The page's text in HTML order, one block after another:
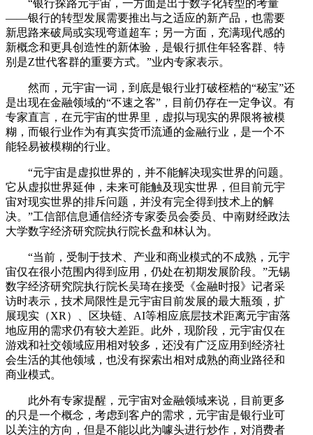
“银行探路元宇宙，一方面是出于数字化转型的考量
——银行的转型发展需要推出与之适应的新产品，也需要
新思路来破局或实现弯道超车；另一方面，充满现代感的
新概念和更具创造性的新体验，是银行抓住年轻客群、特
别是Z世代客群的重要方式。”业内专家表示。
然而，元宇宙一词，到底是银行业打破桎梏的“秘宝”还
是出现在金融领域的“不速之客”，目前仍存在一定争议。有
专家直言，在元宇宙的世界里，虚拟与现实的界限将被模
糊，而银行业作为有真实货币流通的金融行业，是一个不
能轻易被模糊的行业。
“元宇宙是虚拟世界的，并不能解决现实世界的问题。
它从虚拟世界延伸，未来可能触及现实世界，但目前元宇
宙对现实世界的排斥问题，并没有完全得到技术上的解
决。”工信部信息通信经济专家委员会委员、中南财经政法
大学数字经济研究院执行院长盘和林认为。
“当前，受制于技术、产业和商业模式的不成熟，元宇
宙仅在很小范围内得到应用，仍处在初期发展阶段。”无锡
数字经济研究院执行院长吴琦在接受《金融时报》记者采
访时表示，技术局限性是元宇宙目前发展的最大瓶颈，扩
展现实（XR）、区块链、AI等相应底层技术距离元宇宙落
地应用的需求仍有较大差距。此外，现阶段，元宇宙仅在
游戏和社交领域应用相对较多，还没有广泛应用到经济社
会生活的其他领域，也没有探索出相对成熟的商业路径和
商业模式。
此外有专家提醒，元宇宙对金融领域来说，目前更多
的只是一个概念，考虑到客户的需求，元宇宙是银行业可
以关注的方向，但是不能以此为噱头进行炒作，对消费者